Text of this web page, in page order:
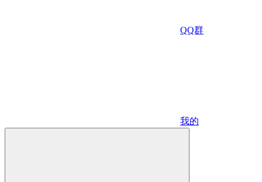
QQ群
我的